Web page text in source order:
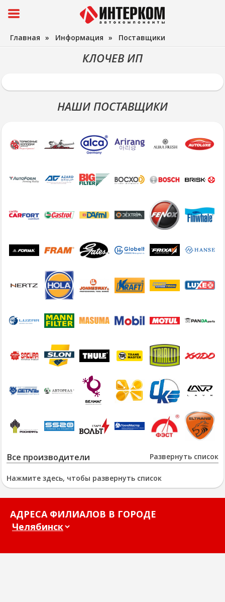
Главная » Информация » Поставщики
КЛОЧЕВ ИП
НАШИ ПОСТАВЩИКИ
Развернуть список
Все производители
Нажмите здесь, чтобы развернуть список
АДРЕСА ФИЛИАЛОВ В ГОРОДЕ